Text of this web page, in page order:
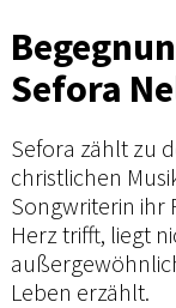
Sefora
Sefora zählt zu
christlichen
Songwriterin ihr
Herz trifft, liegt
Leben erzählt.